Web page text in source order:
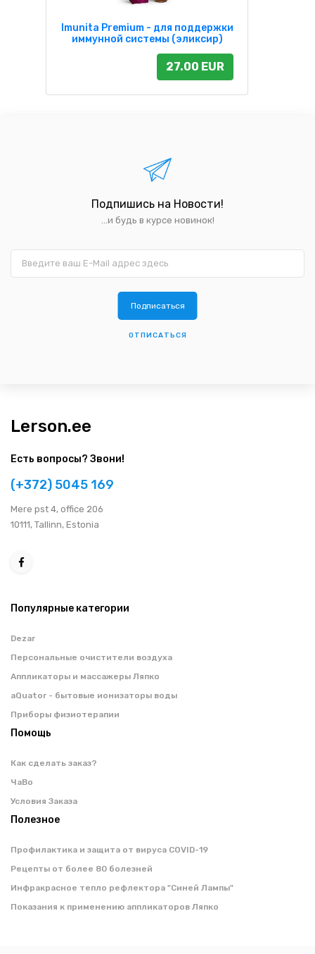
Imunita Premium - для поддержки
иммунной системы (эликсир)
27.00 EUR
Подпишись на Новости!
...и будь в курсе новинок!
ОТПИСАТЬСЯ
Lerson.ee
Есть вопросы? Звони!
(+372) 5045 169
Мere pst 4, office 206
10111, Tallinn, Estonia
Популярные категории
Dezar
Персональные очистители воздуха
Аппликаторы и массажеры Ляпко
aQuator - бытовые ионизаторы воды
Приборы физиотерапии
Помощь
Как сделать заказ?
ЧаВо
Условия Заказа
Полезное
Профилактика и защита от вируса COVID-19
Рецепты от более 80 болезней
Инфракрасное тепло рефлектора "Синей Лампы"
Показания к применению аппликаторов Ляпко